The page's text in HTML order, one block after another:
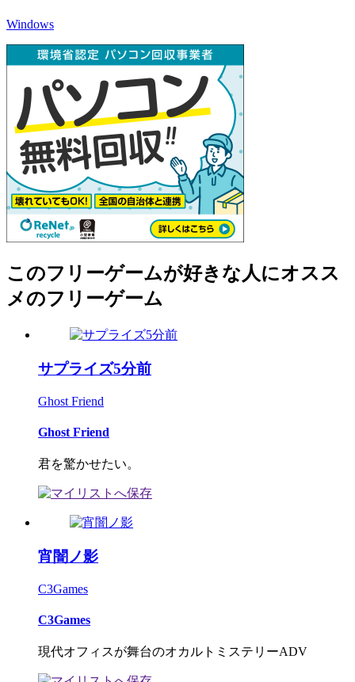
Windows
このフリーゲームが好きな人にオスス
メのフリーゲーム
サプライズ5分前
Ghost Friend
Ghost Friend
君を驚かせたい。
宵闇ノ影
C3Games
C3Games
現代オフィスが舞台のオカルトミステリーADV